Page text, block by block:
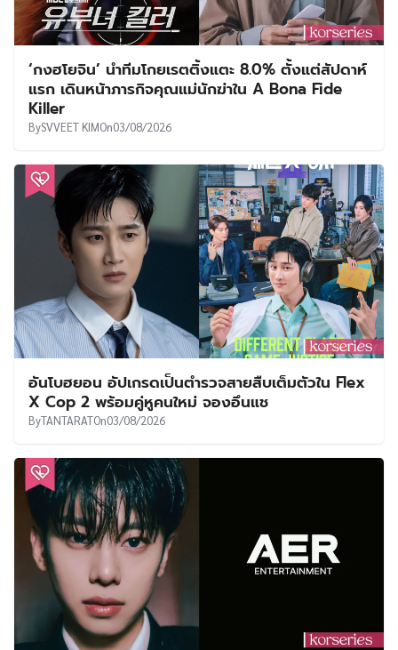
‘กงฮโยจิน’ นำทีมโกยเรตติ้งแตะ 8.0% ตั้งแต่สัปดาห์
แรก เดินหน้าภารกิจคุณแม่นักฆ่าใน A Bona Fide
Killer
BySVVEET KIMOn03/08/2026
อันโบฮยอน อัปเกรดเป็นตำรวจสายสืบเต็มตัวใน Flex
X Cop 2 พร้อมคู่หูคนใหม่ จองอึนแช
ByTANTARATOn03/08/2026